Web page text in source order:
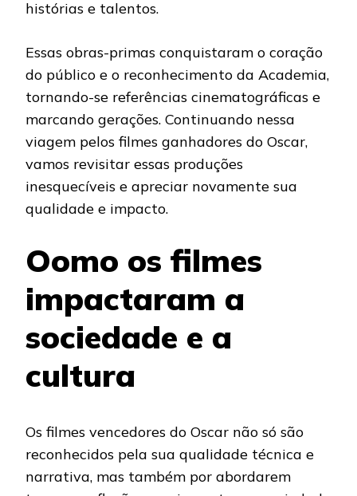
histórias e talentos.
Essas obras-primas conquistaram o coração
do público e o reconhecimento da Academia,
tornando-se referências cinematográficas e
marcando gerações. Continuando nessa
viagem pelos filmes ganhadores do Oscar,
vamos revisitar essas produções
inesquecíveis e apreciar novamente sua
qualidade e impacto.
Oomo os filmes
impactaram a
sociedade e a
cultura
Os filmes vencedores do Oscar não só são
reconhecidos pela sua qualidade técnica e
narrativa, mas também por abordarem